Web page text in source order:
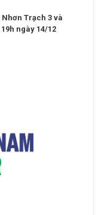
Trạch 3 và
ngày 14/12